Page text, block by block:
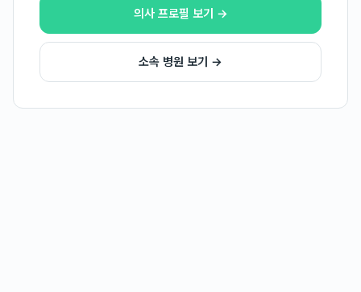
의사 프로필 보기 →
소속 병원 보기 →